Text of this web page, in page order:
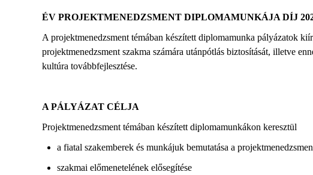
ÉV PROJEKTMENEDZSMENT DIPLOMAMUNKÁJA DÍJ
A projektmenedzsment témában készített diplomamunka pályázatok
projektmenedzsment szakma számára utánpótlás biztosítását, illetve
kultúra továbbfejlesztése.
A PÁLYÁZAT CÉLJA
Projektmenedzsment témában készített diplomamunkákon keresztül
a fiatal szakemberek és munkájuk bemutatása a
szakmai előmenetelének elősegítése